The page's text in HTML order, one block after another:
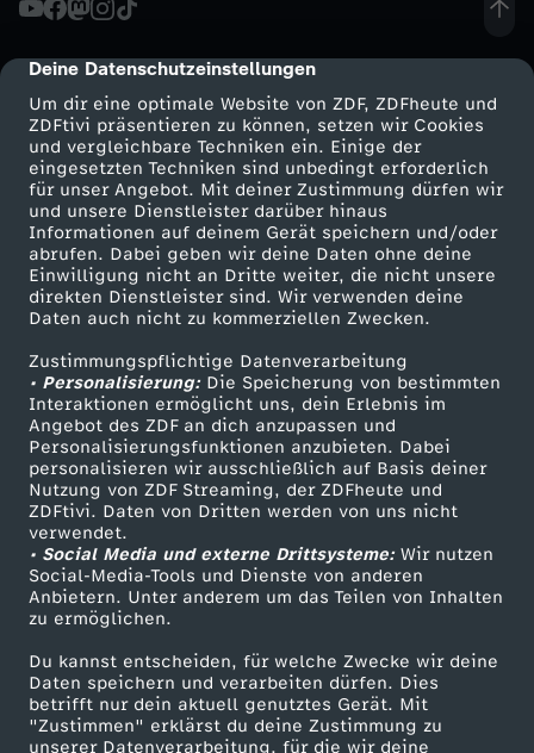
cmp-dialog-description
Deine Datenschutzeinstellungen
Um dir eine optimale Website von ZDF, ZDFheute und
ZDFtivi präsentieren zu können, setzen wir Cookies
und vergleichbare Techniken ein. Einige der
eingesetzten Techniken sind unbedingt erforderlich
für unser Angebot. Mit deiner Zustimmung dürfen wir
und unsere Dienstleister darüber hinaus
Informationen auf deinem Gerät speichern und/oder
abrufen. Dabei geben wir deine Daten ohne deine
Einwilligung nicht an Dritte weiter, die nicht unsere
direkten Dienstleister sind. Wir verwenden deine
Daten auch nicht zu kommerziellen Zwecken.
Zustimmungspflichtige Datenverarbeitung
• Personalisierung:Die Speicherung von bestimmten
Interaktionen ermöglicht uns, dein Erlebnis im
Angebot des ZDF an dich anzupassen und
Personalisierungsfunktionen anzubieten. Dabei
personalisieren wir ausschließlich auf Basis deiner
Nutzung von ZDF Streaming, der ZDFheute und
ZDFtivi. Daten von Dritten werden von uns nicht
verwendet.
• Social Media und externe Drittsysteme:Wir nutzen
Social-Media-Tools und Dienste von anderen
Anbietern. Unter anderem um das Teilen von Inhalten
zu ermöglichen.
Du kannst entscheiden, für welche Zwecke wir deine
Daten speichern und verarbeiten dürfen. Dies
betrifft nur dein aktuell genutztes Gerät. Mit
"Zustimmen" erklärst du deine Zustimmung zu
unserer Datenverarbeitung, für die wir deine
-
M
i
t
t
a
g
s
m
a
g
a
z
Mehr ZDF
ZDF-Apps
Smart TV
ZDFtext
Livestreams
Sendungen A-Z
TV-Programm
Service
ZDFmitreden
Kontakt zum ZDF
Tickets
Zuschauerservice
Hilfe
ZDF Unternehmen
Karriere
ZDF goes Schule
Werbefernsehen